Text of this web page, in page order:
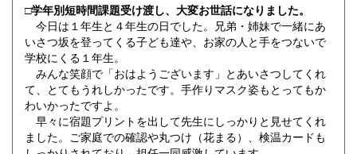
□学年別短時間課題受け渡し、大変お世話になりました。
今日は１年生と４年生の日でした。兄弟・姉妹で一緒にあ
いさつ坂を登ってくる子ども達や、お家の人と手をつないで
学校にくる１年生。
みんな笑顔で「おはようございます」とあいさつしてくれ
て、とてもうれしかったです。手作りマスク姿もとってもか
わいかったですよ。
早々に宿題プリントを出して先生にしっかりと見せてくれ
ました。ご家庭での確認や丸つけ（花まる）、検温カードも